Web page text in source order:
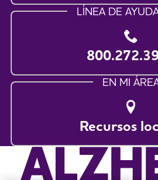
LÍNEA DE
EN MI
Recursos